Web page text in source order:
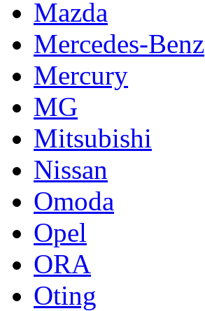
Mazda
Mercedes-Benz
Mercury
MG
Mitsubishi
Nissan
Omoda
Opel
ORA
Oting